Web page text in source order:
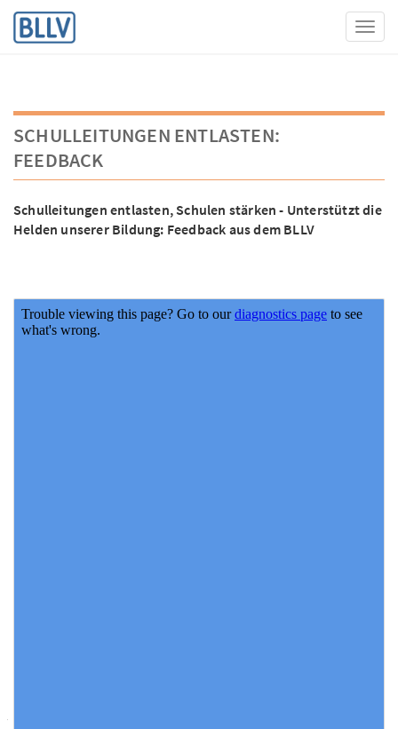
SCHULLEITUNGEN ENTLASTEN:
FEEDBACK
Schulleitungen entlasten, Schulen stärken - Unterstützt die
Helden unserer Bildung: Feedback aus dem BLLV